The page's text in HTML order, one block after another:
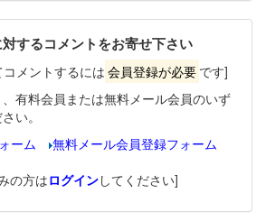
するコメントをお寄せ下さい
メントするには 会員登録が必要 です]
有料会員または無料メール会員のいず
い。
ーム
無料メール会員登録フォーム
の方はログインしてください]